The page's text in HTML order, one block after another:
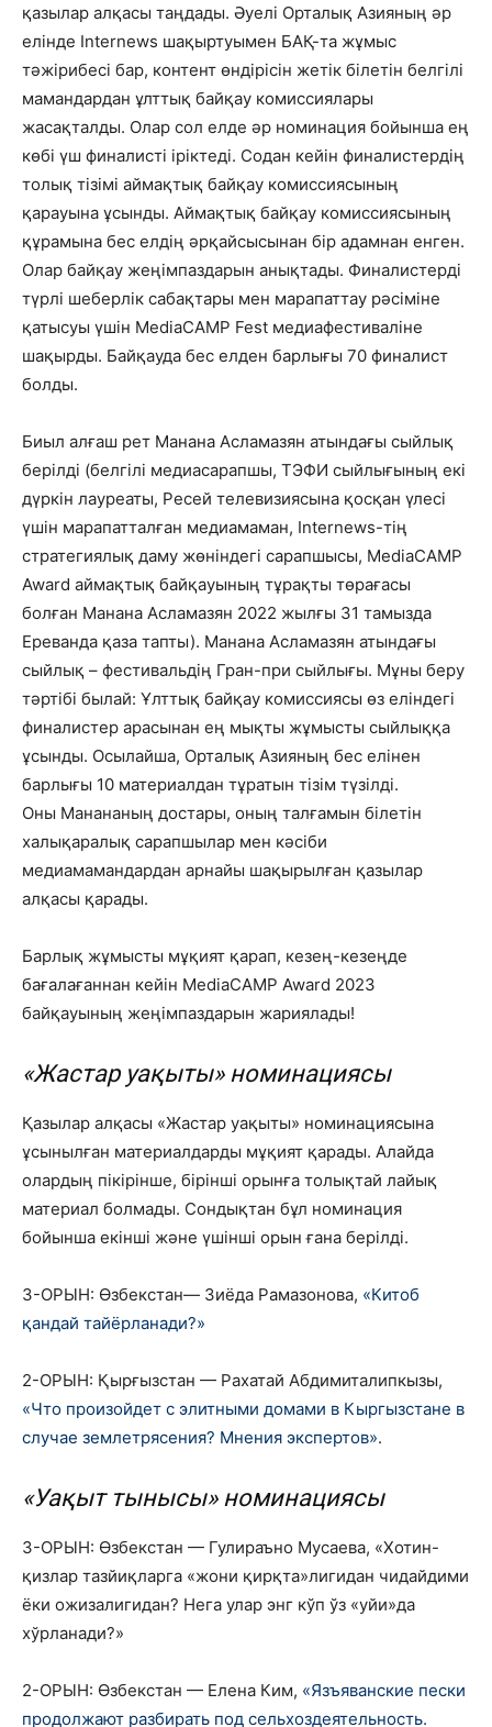
қазылар алқасы таңдады. Әуелі Орталық Азияның әр
елінде Internews шақыртуымен БАҚ-та жұмыс
тәжірибесі бар, контент өндірісін жетік білетін белгілі
мамандардан ұлттық байқау комиссиялары
жасақталды. Олар сол елде әр номинация бойынша ең
көбі үш финалисті іріктеді. Содан кейін финалистердің
толық тізімі аймақтық байқау комиссиясының
қарауына ұсынды. Аймақтық байқау комиссиясының
құрамына бес елдің әрқайсысынан бір адамнан енген.
Олар байқау жеңімпаздарын анықтады. Финалистерді
түрлі шеберлік сабақтары мен марапаттау рәсіміне
қатысуы үшін MediaCAMP Fest медиафестиваліне
шақырды. Байқауда бес елден барлығы 70 финалист
болды.
Биыл алғаш рет Манана Асламазян атындағы сыйлық
берілді (белгілі медиасарапшы, ТЭФИ сыйлығының екі
дүркін лауреаты, Ресей телевизиясына қосқан үлесі
үшін марапатталған медиамаман, Internews-тің
стратегиялық даму жөніндегі сарапшысы, MediaCAMP
Award аймақтық байқауының тұрақты төрағасы
болған Манана Асламазян 2022 жылғы 31 тамызда
Ереванда қаза тапты). Манана Асламазян атындағы
сыйлық – фестивальдің Гран-при сыйлығы. Мұны беру
тәртібі былай: Ұлттық байқау комиссиясы өз еліндегі
финалистер арасынан ең мықты жұмысты сыйлыққа
ұсынды. Осылайша, Орталық Азияның бес елінен
барлығы 10 материалдан тұратын тізім түзілді.
Оны Манананың достары, оның талғамын білетін
халықаралық сарапшылар мен кәсіби
медиамамандардан арнайы шақырылған қазылар
алқасы қарады.
Барлық жұмысты мұқият қарап, кезең-кезеңде
бағалағаннан кейін MediaCAMP Award 2023
байқауының жеңімпаздарын жариялады!
«Жастар уақыты» номинациясы
Қазылар алқасы «Жастар уақыты» номинациясына
ұсынылған материалдарды мұқият қарады. Алайда
олардың пікірінше, бірінші орынға толықтай лайық
материал болмады. Сондықтан бұл номинация
бойынша екінші және үшінші орын ғана берілді.
3-ОРЫН: Өзбекстан— Зиёда Рамазонова, «Китоб
қандай тайёрланади?»
2-ОРЫН: Қырғызстан — Рахатай Абдимиталипкызы,
«Что произойдет с элитными домами в Кыргызстане в
случае землетрясения? Мнения экспертов».
«Уақыт тынысы» номинациясы
3-ОРЫН: Өзбекстан — Гулираъно Мусаева, «Хотин-
қизлар тазйиқларга «жони қирқта»лигидан чидайдими
ёки ожизалигидан? Нега улар энг кўп ўз «уйи»да
хўрланади?»
2-ОРЫН: Өзбекстан — Елена Ким, «Язъяванские пески
продолжают разбирать под сельхоздеятельность.